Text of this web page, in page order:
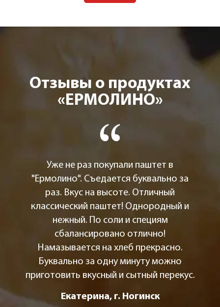
Отзывы о продуктах
«ЕРМОЛИНО»
Уже не раз покупали паштет в
"Ермолино". Съедается буквально за
раз. Вкус на высоте. Отличный
классический паштет! Однородный и
нежный. По соли и специям
сбалансировано отлично!
Намазывается на хлеб прекрасно.
Буквально за одну минуту можно
приготовить вкусный и сытный перекус.
Екатерина, г. Ногинск